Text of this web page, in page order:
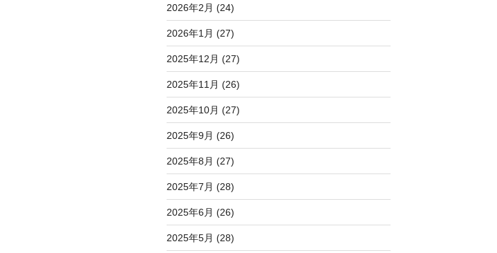
2026年2月 (24)
2026年1月 (27)
2025年12月 (27)
2025年11月 (26)
2025年10月 (27)
2025年9月 (26)
2025年8月 (27)
2025年7月 (28)
2025年6月 (26)
2025年5月 (28)